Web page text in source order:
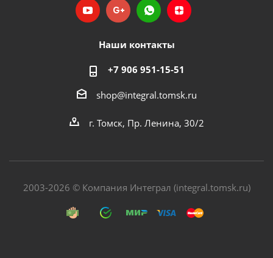
Наши контакты
+7 906 951-15-51
shop@integral.tomsk.ru
г. Томск, Пр. Ленина, 30/2
2003-2026 © Компания Интеграл (integral.tomsk.ru)